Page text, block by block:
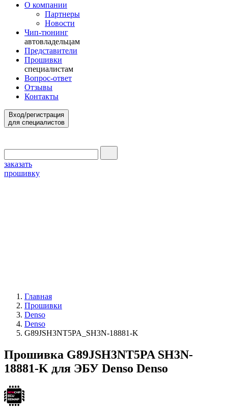
О компании
Партнеры
Новости
Чип-тюнинг
автовладельцам
Представители
Прошивки
специалистам
Вопрос-ответ
Отзывы
Контакты
Вход/регистрация
для специалистов
заказать
прошивку
Главная
Прошивки
Denso
Denso
G89JSH3NT5PA_SH3N-18881-K
Прошивка G89JSH3NT5PA SH3N-
18881-K для ЭБУ Denso Denso